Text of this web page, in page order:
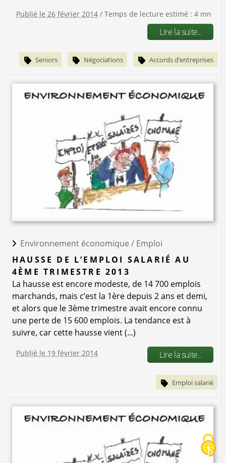
Publié le 26 février 2014 / Temps de lecture estimé : 4 mn
Lire la suite..
Seniors Négociations Accords d’entreprises
Environnement économique / Emploi
HAUSSE DE L’EMPLOI SALARIÉ AU
4ÈME TRIMESTRE 2013
La hausse est encore modeste, de 14 700 emplois
marchands, mais c’est la 1ère depuis 2 ans et demi,
et alors que le 3ème trimestre avait encore connu
une perte de 15 600 emplois. La tendance est à
suivre, car cette hausse vient (...)
Publié le 19 février 2014 Lire la suite..
Emploi salarié